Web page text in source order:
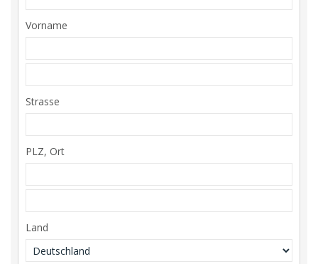
Vorname
Strasse
PLZ, Ort
Land